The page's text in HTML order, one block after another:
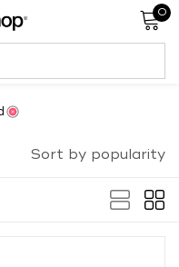
0
Sort by popularity
Lost password?